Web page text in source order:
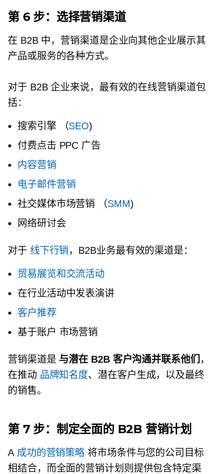
第 6 步：选择营销渠道
在 B2B 中，营销渠道是企业向其他企业展示其
产品或服务的各种方式。
对于 B2B 企业来说，最有效的在线营销渠道包
括：
搜索引擎 （SEO)
付费点击 PPC 广告
内容营销
电子邮件营销
社交媒体市场营销 （SMM)
网络研讨会
对于 线下行销，B2B业务最有效的渠道是：
贸易展览和交流活动
在行业活动中发表演讲
客户推荐
基于账户 市场营销
营销渠道是 与潜在 B2B 客户沟通并联系他们 ，
在推动 品牌知名度、潜在客户生成，以及最终
的销售。
第 7 步：制定全面的 B2B 营销计划
A 成功的营销策略 将市场条件与您的公司目标
相结合，而全面的营销计划则提供包含特定渠